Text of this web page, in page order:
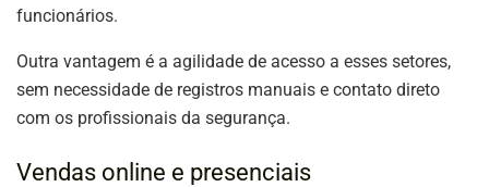
funcionários.
Outra vantagem é a agilidade de acesso a esses setores,
sem necessidade de registros manuais e contato direto
com os profissionais da segurança.
Vendas online e presenciais